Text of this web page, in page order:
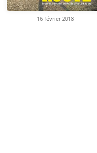
16 février 2018